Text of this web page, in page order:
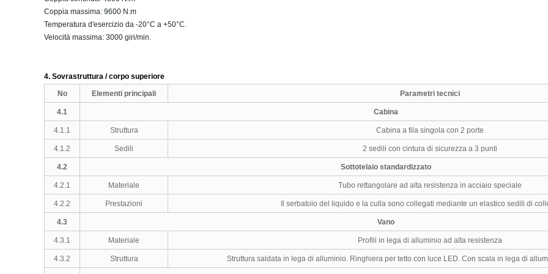
Coppia massima: 9600 N.m
Temperatura d'esercizio da -20°C a +50°C.
Velocità massima: 3000 giri/min.
4. Sovrastruttura / corpo superiore
No
Elementi principali Parametri tecnici
4.1 Cabina
4.1.1 Struttura Cabina a fila singola con 2 porte
4.1.2 Sedili 2 sedili con cintura di sicurezza a 3 punti
4.2 Sottotelaio standardizzato
4.2.1 Materiale Tubo rettangolare ad alta resistenza in acciaio speciale
4.2.2 Prestazioni Il serbatoio del liquido e la culla sono collegati mediante un elastico sedili di
4.3 Vano
4.3.1 Materiale Profili in lega di alluminio ad alta resistenza
4.3.2 Struttura Struttura saldata in lega di alluminio. Ringhiera per tetto con luce LED. Con scala in lega di